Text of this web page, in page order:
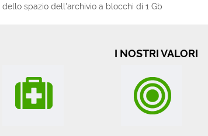
dello spazio dell'archivio a blocchi di 1 Gb
I NOSTRI VALORI